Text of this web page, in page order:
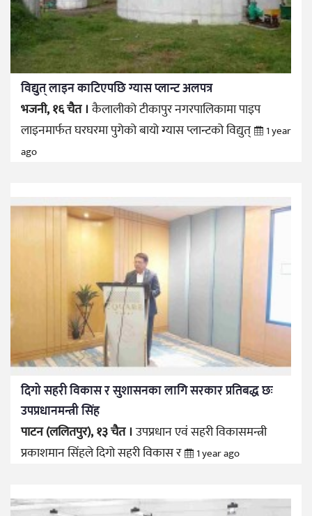
विद्युत् लाइन काटिएपछि ग्यास प्लान्ट अलपत्र
भजनी, १६ चैत ।कैलालीको टीकापुर नगरपालिकामा पाइप
लाइनमार्फत घरघरमा पुगेको बायो ग्यास प्लान्टको विद्युत्
1 year
ago
दिगो सहरी विकास र सुशासनका लागि सरकार प्रतिबद्ध छः
उपप्रधानमन्त्री सिंह
पाटन (ललितपुर), १३ चैत ।उपप्रधान एवं सहरी विकासमन्त्री
प्रकाशमान सिंहले दिगो सहरी विकास र
1 year ago